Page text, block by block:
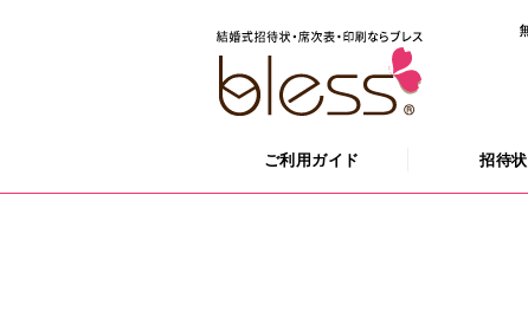
ご利用ガイド 招待状